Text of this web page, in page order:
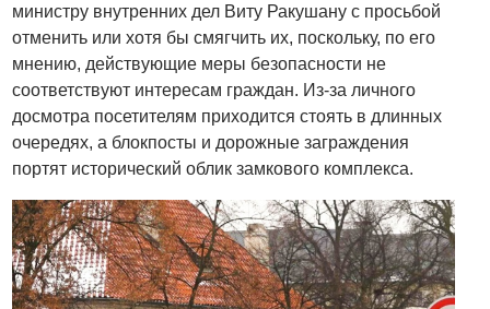
министру внутренних дел Виту Ракушану с просьбой
отменить или хотя бы смягчить их, поскольку, по его
мнению, действующие меры безопасности не
соответствуют интересам граждан. Из-за личного
досмотра посетителям приходится стоять в длинных
очередях, а блокпосты и дорожные заграждения
портят исторический облик замкового комплекса.